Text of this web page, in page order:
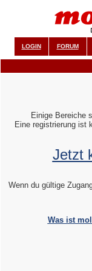
LOGIN FORUM
Einige Bereiche
Eine registrierung ist
Jetzt
Wenn du gültige
Was ist